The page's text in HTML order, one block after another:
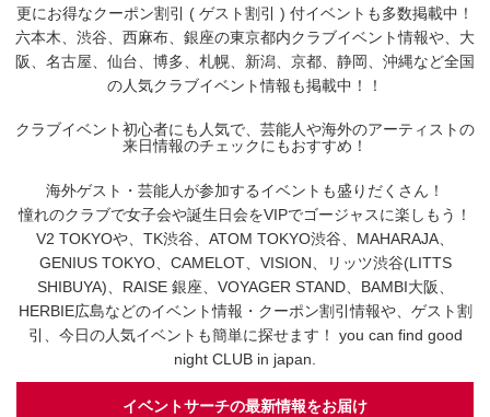
更にお得なクーポン割引 ( ゲスト割引 ) 付イベントも多数掲載中！
六本木、渋谷、西麻布、銀座の東京都内クラブイベント情報や、大
阪、名古屋、仙台、博多、札幌、新潟、京都、静岡、沖縄など全国
の人気クラブイベント情報も掲載中！！
クラブイベント初心者にも人気で、芸能人や海外のアーティストの
来日情報のチェックにもおすすめ！
海外ゲスト・芸能人が参加するイベントも盛りだくさん！
憧れのクラブで女子会や誕生日会をVIPでゴージャスに楽しもう！
V2 TOKYOや、TK渋谷、ATOM TOKYO渋谷、MAHARAJA、
GENIUS TOKYO、CAMELOT、VISION、リッツ渋谷(LITTS
SHIBUYA)、RAISE 銀座、VOYAGER STAND、BAMBI大阪、
HERBIE広島などのイベント情報・クーポン割引情報や、ゲスト割
引、今日の人気イベントも簡単に探せます！ you can find good
night CLUB in japan.
イベントサーチの最新情報をお届け